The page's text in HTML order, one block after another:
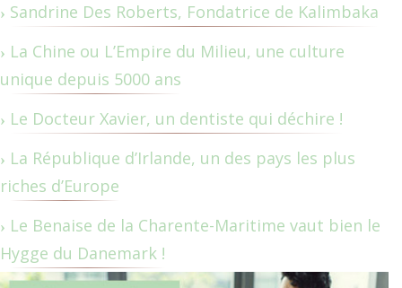
Sandrine Des Roberts, Fondatrice de Kalimbaka
La Chine ou L’Empire du Milieu, une culture
unique depuis 5000 ans
Le Docteur Xavier, un dentiste qui déchire !
La République d’Irlande, un des pays les plus
riches d’Europe
Le Benaise de la Charente-Maritime vaut bien le
Hygge du Danemark !